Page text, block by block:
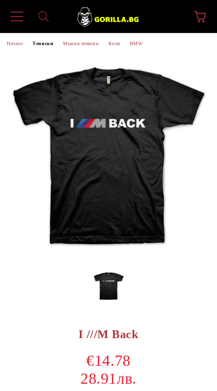
Начало Тениски Мъжки тениски Коли BMW
I ///M Back
€14.78
28.91лв.